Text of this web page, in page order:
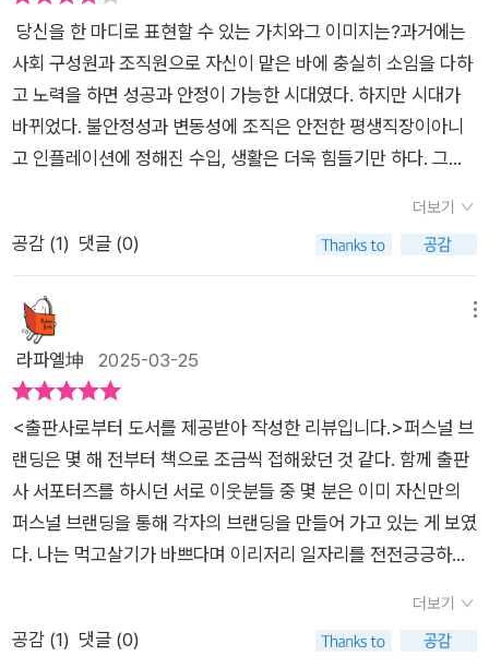
년 직장 생활과 경력 단절, 이후 1인 기업가로서의 도전과 성장을
거치며 퍼스널 브랜딩이라는 화두를 삶의 중심에 두게 되었다. 그
가 전하는 메시지는 명확하다. 퍼스널 브랜딩이란 특별한 재능을
가진 일부의 전유물이 아니라, 평범한 개인 누구나 자신의 경험과
가치를 발견하고 그것을 세상과 연결해가는 과정이라는 것이
다.‘책이 있는 사람과 없는 사람은 기회의 질이 다르다’는 문장이
인상에 남는다. 책쓰기는 출간 여부를 떠나, 자신만의 언어로 삶
글쓰기는 자신에 대한 탐구이며, 동시에 타인과의 공감과 연결을
가능하게 하는 매개다. 저자는 글쓰기의 두려움에 대해 공감하며,
“완벽해서 쓰는 것이 아니라, 쓰면서 완벽해진다”고 조언한다.퍼
스널 브랜딩이란 결국, 타인에게 보여지는 나를 의식하는 것이 아
니라, 진정한 나의 정체성을 들여다보고 이를 삶 속에서 실현해나
가는 과정이다. 경쟁과 불확실성으로 가득한 시대에 자신을 지키
는 방법은, 타인의 기준이 아닌 스스로 설정한 가치와 방향을 중
심으로 살아가는 데에 있다. 언제 어디서든, 누구라도 시작할 수
있는 글쓰기라는 행위는 퍼스널 브랜딩의 가장 확실하고도 지속
#개인브랜딩 #실천적안내서 #생존전략 #독립적인활동 #1인기
업가 #글쓰기 #자기탐구 #공감 #연결 #완벽하지않아도시작 #
당신을 한 마디로 표현할 수 있는 가치와그 이미지는?과거에는
사회 구성원과 조직원으로 자신이 맡은 바에 충실히 소임을 다하
고 노력을 하면 성공과 안정이 가능한 시대였다. 하지만 시대가
바뀌었다. 불안정성과 변동성에 조직은 안전한 평생직장이아니
고 인플레이션에 정해진 수입, 생활은 더욱 힘들기만 하다. 그러
다. 다양한 소셜네트워크 통해 사람들은 개인콘텐츠 진입이 자유
로워 졌고 이를 통해 인플루언서 거듭나 부업을 넘어 1인기업이
탄생하고 있다. 하지만 골드러쉬와 같이 사람들도 또한 많은 기회
를 찾아 참여하게 되고 특장점,변별력 없는 SNS만 늘어나는 것
도 현실이다. 이런시대를 통해 많은 기회를 얻고자 우리에게 진정
으로 필요한 것은 무엇인가 묻는다면 그것은 남들과 다른 변별력,
다. 어떤 대표적인 로고나 기업같이 거대한 이미지로 생각을 달리
하기에 범접하기어려운 부분이라 생각한다. 하지만 퍼스널 브랜
딩은 자신이 잘 하는 분야에서 활동해 자신의 이름을 떠올리면생
각나는 대표적인 이미지라고 생각하면 쉽다. 예를 들어 블로그와
같은SNS에 꾸준히 자신만의 경험을 담아낸다. 경제면 경제,재테
크면 재테크, 아트면 아트, 요리 레시피라면레시피 등 사소하지만
진정성 있고 전문가는 아니더라도 지속적인 공부와 학습으로 현
더보기
공감 (1) 댓글 (0)
라파엘坤 2025-03-25
<출판사로부터 도서를 제공받아 작성한 리뷰입니다.>퍼스널 브
랜딩은 몇 해 전부터 책으로 조금씩 접해왔던 것 같다. 함께 출판
사 서포터즈를 하시던 서로 이웃분들 중 몇 분은 이미 자신만의
퍼스널 브랜딩을 통해 각자의 브랜딩을 만들어 가고 있는 게 보였
다. 나는 먹고살기가 바쁘다며 이리저리 일자리를 전전긍긍하며
진다. 그런 시기 책 쓰기도 내 목표였고, 퍼스널 브랜딩도 내 관심
사였기에 '책 쓰기로 완성하는 퍼스널 브랜딩'이라는 문구가 눈에
더보기
공감 (1) 댓글 (0)